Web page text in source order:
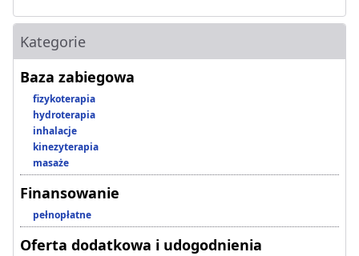
Kategorie
Baza zabiegowa
fizykoterapia
hydroterapia
inhalacje
kinezyterapia
masaże
Finansowanie
pełnopłatne
Oferta dodatkowa i udogodnienia